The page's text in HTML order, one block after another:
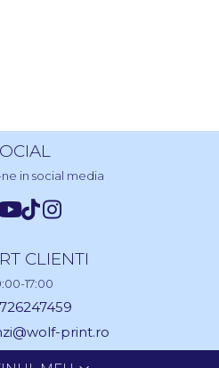
in social media
CLIENTI
17:00
print.ro